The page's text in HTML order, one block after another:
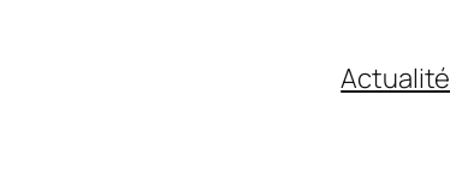
Actualité